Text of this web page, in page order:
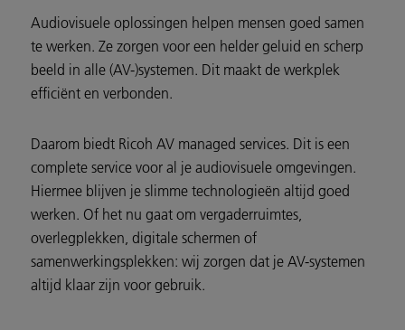
Audiovisuele oplossingen helpen mensen goed samen
te werken. Ze zorgen voor een helder geluid en scherp
beeld in alle (AV-)systemen. Dit maakt de werkplek
efficiënt en verbonden.
Daarom biedt Ricoh AV managed services. Dit is een
complete service voor al je audiovisuele omgevingen.
Hiermee blijven je slimme technologieën altijd goed
werken. Of het nu gaat om vergaderruimtes,
overlegplekken, digitale schermen of
samenwerkingsplekken: wij zorgen dat je AV-systemen
altijd klaar zijn voor gebruik.